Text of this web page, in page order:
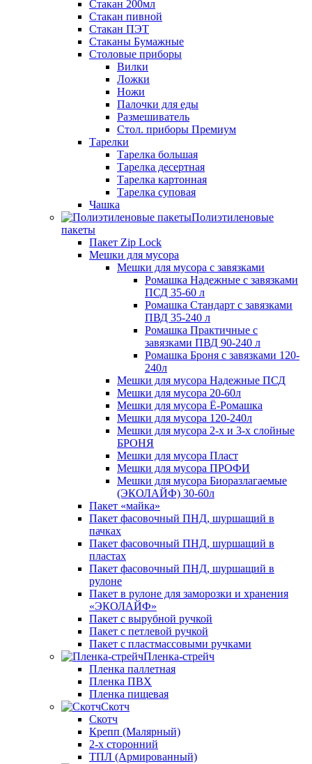
Стакан 200мл
Стакан пивной
Стакан ПЭТ
Стаканы Бумажные
Столовые приборы
Вилки
Ложки
Ножи
Палочки для еды
Размешиватель
Стол. приборы Премиум
Тарелки
Тарелка большая
Тарелка десертная
Тарелка картонная
Тарелка суповая
Чашка
Полиэтиленовые
пакеты
Пакет Zip Lock
Мешки для мусора
Мешки для мусора с завязками
Ромашка Надежные с завязками
ПСД 35-60 л
Ромашка Стандарт с завязками
ПВД 35-240 л
Ромашка Практичные с
завязками ПВД 90-240 л
Ромашка Броня с завязками 120-
240л
Мешки для мусора Надежные ПСД
Мешки для мусора 20-60л
Мешки для мусора Ё-Ромашка
Мешки для мусора 120-240л
Мешки для мусора 2-х и 3-х слойные
БРОНЯ
Мешки для мусора Пласт
Мешки для мусора ПРОФИ
Мешки для мусора Биоразлагаемые
(ЭКОЛАЙФ) 30-60л
Пакет «майка»
Пакет фасовочный ПНД, шуршащий в
пачках
Пакет фасовочный ПНД, шуршащий в
пластах
Пакет фасовочный ПНД, шуршащий в
рулоне
Пакет в рулоне для заморозки и хранения
«ЭКОЛАЙФ»
Пакет с вырубной ручкой
Пакет с петлевой ручкой
Пакет с пластмассовыми ручками
Пленка-стрейч
Пленка паллетная
Пленка ПВХ
Пленка пищевая
Скотч
Скотч
Крепп (Малярный)
2-х сторонний
ТПЛ (Армированный)